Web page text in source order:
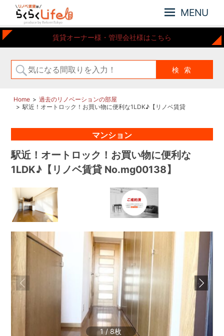
ノ
ベ
賃
は
ら
く
ら
く
Life
元
近
郊
ノ
ン
さ
た
お
部
屋
羅
し
た
お
部
MENU
賃貸オーナー様・管理会社様はこちら
Home
過去のリノベーションの部屋
駅近！オートロック！お買い物に便利な1LDK♪【リノベ賃貸
マンション
駅近！オートロック！お買い物に便利な
1LDK♪【リノベ賃貸 No.mg00138】
1/8